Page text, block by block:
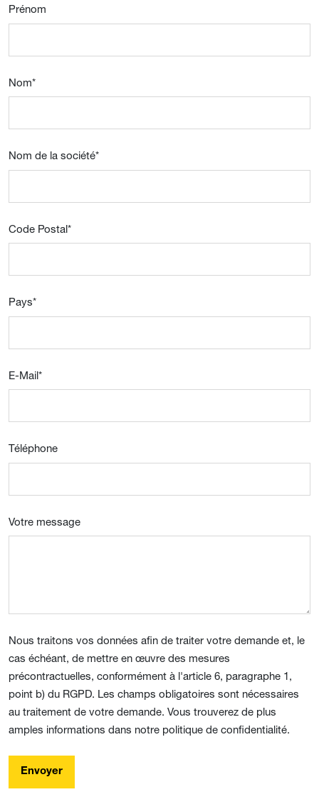
Prénom
Nom*
Nom de la société*
Code Postal*
Pays*
E-Mail*
Téléphone
Votre message
Nous traitons vos données afin de traiter votre demande et, le
cas échéant, de mettre en œuvre des mesures
précontractuelles, conformément à l'article 6, paragraphe 1,
point b) du RGPD. Les champs obligatoires sont nécessaires
au traitement de votre demande. Vous trouverez de plus
amples informations dans notre politique de confidentialité.
Envoyer